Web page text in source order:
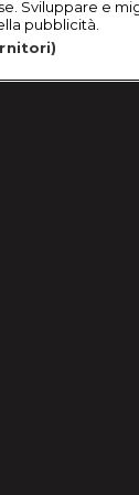
Sviluppare e
pubblicità.